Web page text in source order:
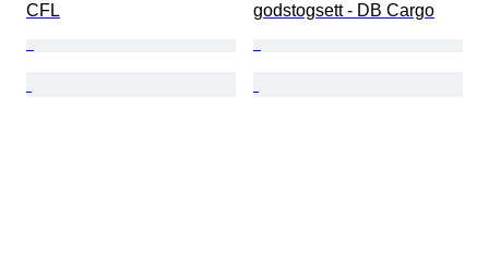
CFL
godstogsett - DB Cargo